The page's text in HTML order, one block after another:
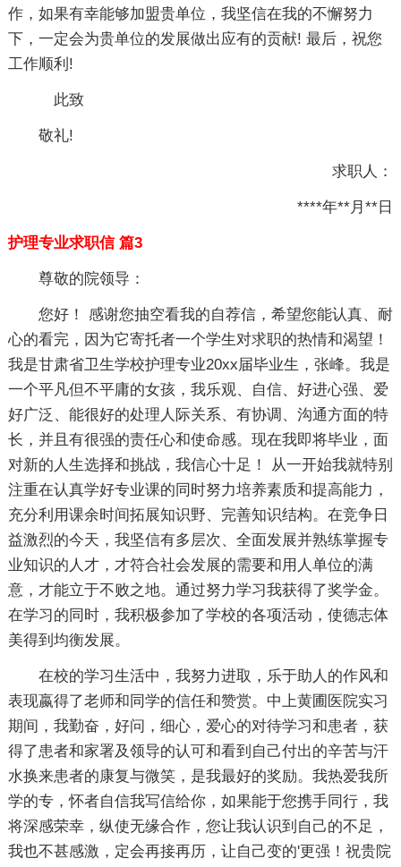
作，如果有幸能够加盟贵单位，我坚信在我的不懈努力
下，一定会为贵单位的发展做出应有的贡献! 最后，祝您
工作顺利!
此致
敬礼!
求职人：
****年**月**日
护理专业求职信 篇3
尊敬的院领导：
您好！ 感谢您抽空看我的自荐信，希望您能认真、耐
心的看完，因为它寄托者一个学生对求职的热情和渴望！
我是甘肃省卫生学校护理专业20xx届毕业生，张峰。我是
一个平凡但不平庸的女孩，我乐观、自信、好进心强、爱
好广泛、能很好的处理人际关系、有协调、沟通方面的特
长，并且有很强的责任心和使命感。现在我即将毕业，面
对新的人生选择和挑战，我信心十足！ 从一开始我就特别
注重在认真学好专业课的同时努力培养素质和提高能力，
充分利用课余时间拓展知识野、完善知识结构。在竞争日
益激烈的今天，我坚信有多层次、全面发展并熟练掌握专
业知识的人才，才符合社会发展的需要和用人单位的满
意，才能立于不败之地。通过努力学习我获得了奖学金。
在学习的同时，我积极参加了学校的各项活动，使德志体
美得到均衡发展。
在校的学习生活中，我努力进取，乐于助人的作风和
表现嬴得了老师和同学的信任和赞赏。中上黄圃医院实习
期间，我勤奋，好问，细心，爱心的对待学习和患者，获
得了患者和家署及领导的认可和看到自己付出的辛苦与汗
水换来患者的康复与微笑，是我最好的奖励。我热爱我所
学的专，怀者自信我写信给你，如果能于您携手同行，我
将深感荣幸，纵使无缘合作，您让我认识到自己的不足，
我也不甚感激，定会再接再历，让自己变的'更强！祝贵院